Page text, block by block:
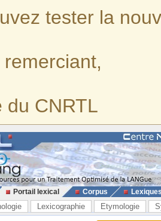
tester la
du CNRTL
Portail lexical Corpus
Lexicographie Etymologie